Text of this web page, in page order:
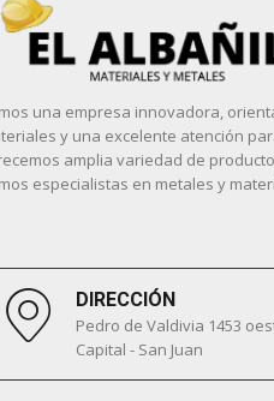
una empresa innovadora,
y una excelente atención
amplia variedad de
especialistas en metales y
DIRECCIÓN
Pedro de Valdivia 1453
Capital - San Juan